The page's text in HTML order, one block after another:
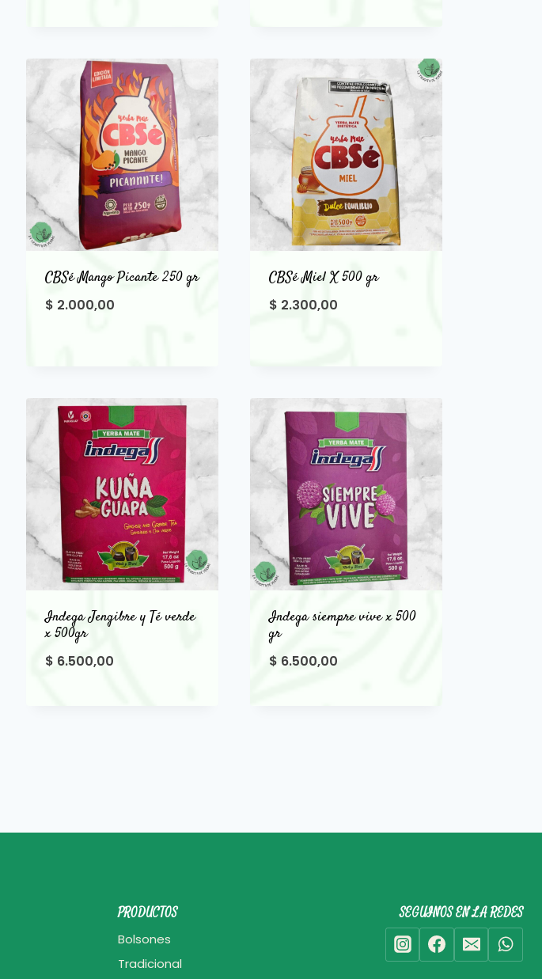
CBSé Mango Picante 250 gr
$ 2.000,00
CBSé Miel X 500 gr
$ 2.300,00
Indega Jengibre y Té verde
x 500gr
$ 6.500,00
Indega siempre vive x 500
gr
$ 6.500,00
PRODUCTOS
Bolsones
Tradicional
SEGUINOS EN LA REDES